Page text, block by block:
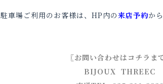
駐車場ご利用のお客様は、HP内の来店予約か
〖お問い合わせはコチラま
BIJOUX THREEC